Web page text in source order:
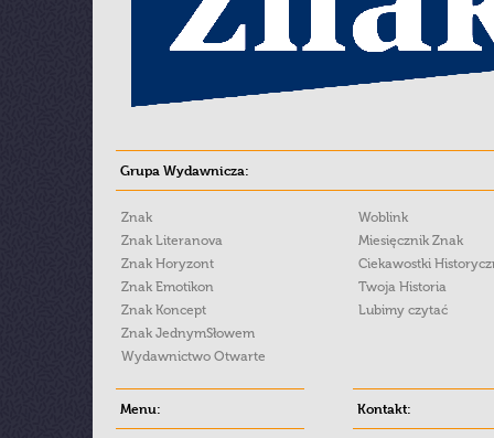
Grupa Wydawnicza:
Znak
Znak Literanova
Znak Horyzont
Znak Emotikon
Znak Koncept
Znak JednymSłowem
Wydawnictwo Otwarte
Woblink
Miesięcznik Znak
Ciekawostki
Twoja Historia
Lubimy czytać
Menu: Kontakt: